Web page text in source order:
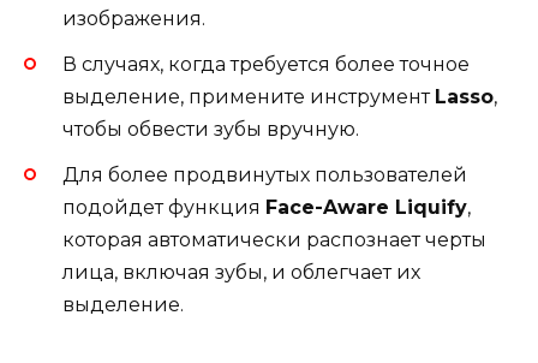
изображения.
В случаях, когда требуется более точное
выделение, примените инструмент Lasso,
чтобы обвести зубы вручную.
Для более продвинутых пользователей
подойдет функция Face-Aware Liquify,
которая автоматически распознает черты
лица, включая зубы, и облегчает их
выделение.